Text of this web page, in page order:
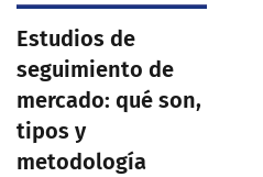
Estudios de
seguimiento de
mercado: qué son,
tipos y
metodología